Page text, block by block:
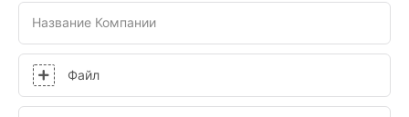
Название Компании
Файл